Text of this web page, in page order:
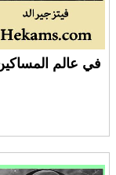
في عالم